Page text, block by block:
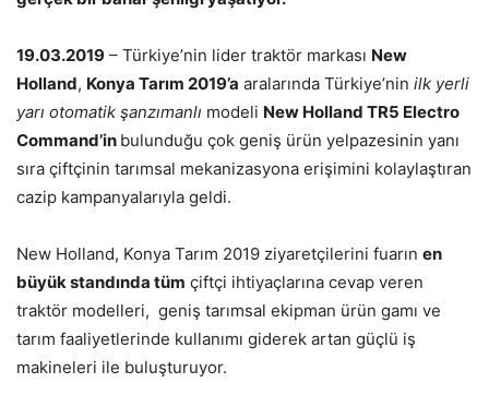
19.03.2019 – Türkiye’nin lider traktör markası New
Holland, Konya Tarım 2019’a aralarında Türkiye’nin ilk yerli
yarı otomatik şanzımanlı modeli New Holland TR5 Electro
Command’in bulunduğu çok geniş ürün yelpazesinin yanı
sıra çiftçinin tarımsal mekanizasyona erişimini kolaylaştıran
cazip kampanyalarıyla geldi.
New Holland, Konya Tarım 2019 ziyaretçilerini fuarın en
büyük standında tüm çiftçi ihtiyaçlarına cevap veren
traktör modelleri, geniş tarımsal ekipman ürün gamı ve
tarım faaliyetlerinde kullanımı giderek artan güçlü iş
makineleri ile buluşturuyor.